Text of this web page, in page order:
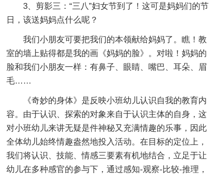
3、剪影三：“三八”妇女节到了！这可是妈妈们的节
日，该送妈妈点什么呢？
我们小朋友可要把我们的本领献给妈妈了。瞧！教
室的墙上贴得都是我的画《妈妈的脸》。对啦！妈妈的
脸和我们小朋友一样：有鼻子、眼睛、嘴巴、耳朵、眉
毛……
《奇妙的身体》是反映小班幼儿认识自我的教育内
容。由于认识、探索的对象来自于认识主体的自身，这
对小班幼儿来讲无疑是件神秘又充满情趣的乐事，因此
全体幼儿始终情趣盎然地投入活动。在目标的定位上，
我们将认识、技能、情感三要素有机地结合，立足于让
幼儿在多种感官的参与下，通过感知-观察-比较-推理，